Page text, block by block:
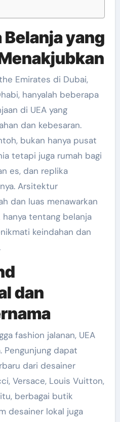
Belanja yang
Emirates di Dubai,
hanyalah beberapa
di UEA yang
dan kebesaran.
bukan hanya pusat
tetapi juga rumah bagi
es, dan replika
Arsitektur
dan luas menawarkan
tentang belanja
keindahan dan
dan
fashion jalanan, UEA
Pengunjung dapat
dari desainer
Versace, Louis Vuitton,
berbagai butik
desainer lokal juga